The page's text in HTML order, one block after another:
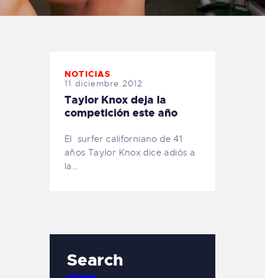
TIENDA FAMILY SURFERS
NOTICIAS
11 diciembre 2012
Taylor Knox deja la
competición este año
El surfer californiano de 41
años Taylor Knox dice adiós a
la…
Search